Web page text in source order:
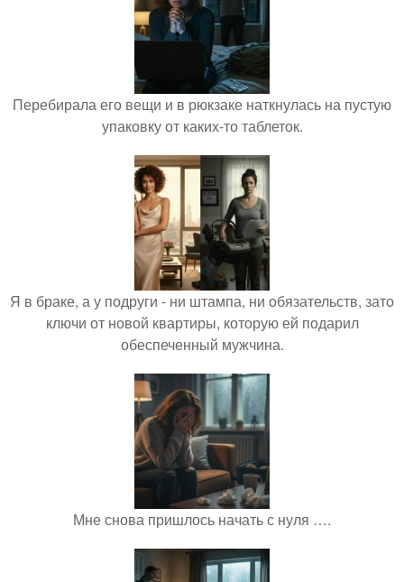
Перебирала его вещи и в рюкзаке наткнулась на пустую
упаковку от каких-то таблеток.
Я в браке, а у подруги - ни штампа, ни обязательств, зато
ключи от новой квартиры, которую ей подарил
обеспеченный мужчина.
Мне снова пришлось начать с нуля ….